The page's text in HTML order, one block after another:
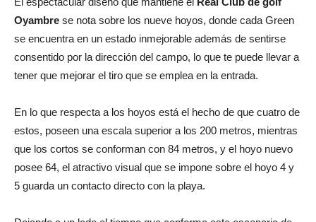
Oyambre se nota sobre los nueve hoyos, donde cada Green
se encuentra en un estado inmejorable además de sentirse
consentido por la dirección del campo, lo que te puede llevar a
tener que mejorar el tiro que se emplea en la entrada.
En lo que respecta a los hoyos está el hecho de que cuatro de
estos, poseen una escala superior a los 200 metros, mientras
que los cortos se conforman con 84 metros, y el hoyo nuevo
posee 64, el atractivo visual que se impone sobre el hoyo 4 y
5 guarda un contacto directo con la playa.